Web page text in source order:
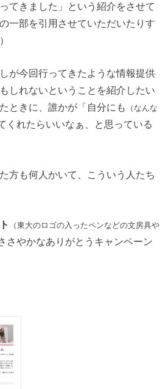
てきました」という紹介をさせて
一部を引用させていただいたりす
が今回行ってきたような情報提供
しれないということを紹介したい
ときに、誰かが「自分にも
（なんな
くれたらいいなぁ、と思っている
方も何人かいて、こういう人たち
（東大のロゴの入ったペンなどの文房具や
さやかなありがとうキャンペーン